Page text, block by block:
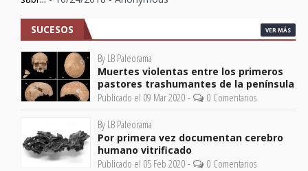
SUCESOS VER MÁS
By LB Paleorama
Muertes violentas entre los primeros
pastores trashumantes de la península
Publicado el 09 Mar 2020 -
0 Comentarios
By LB Paleorama
Por primera vez documentan cerebro
humano vitrificado
Publicado el 05 Feb 2020 -
0 Comentarios